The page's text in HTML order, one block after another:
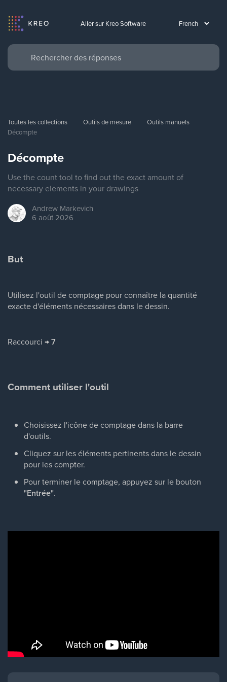
Aller sur Kreo Software
Toutes les collections Outils de mesure
Outils manuels
Décompte
Décompte
Use the count tool to find out the exact amount of
necessary elements in your drawings
Andrew Markevich
6 août 2026
But
Utilisez l'outil de comptage pour connaître la quantité
exacte d'éléments nécessaires dans le dessin.
Raccourci →7
Comment utiliser l'outil
Choisissez l'icône de comptage dans la barre
d'outils.
Cliquez sur les éléments pertinents dans le dessin
pour les compter.
Pour terminer le comptage, appuyez sur le bouton
"Entrée".